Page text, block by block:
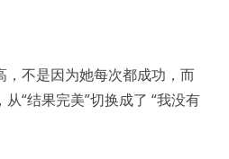
，不是因为她每次都成功，而
“结果完美”切换成了 “我没有